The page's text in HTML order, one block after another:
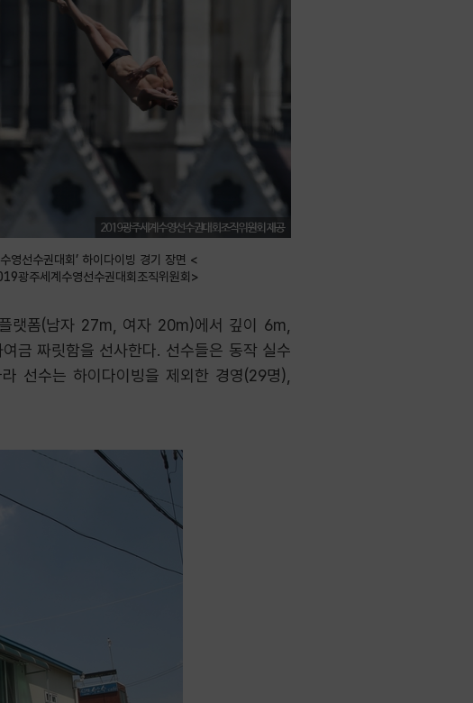
영선수권대회’ 하이다이빙 경기 장면 <
광주세계수영선수권대회조직위원회>
랫폼(남자 27m, 여자 20m)에서 깊이 6m,
금 짜릿함을 선사한다. 선수들은 동작 실수
선수는 하이다이빙을 제외한 경영(29명),